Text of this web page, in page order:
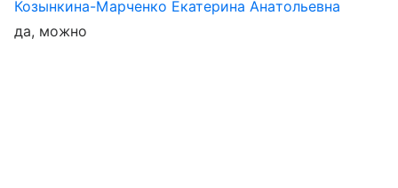
Козынкина-Марченко Екатерина Анатольевна
да, можно